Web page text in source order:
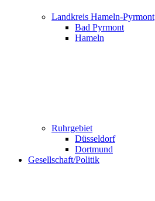
Landkreis Hameln-Pyrmont
Bad Pyrmont
Hameln
Ruhrgebiet
Düsseldorf
Dortmund
Gesellschaft/Politik